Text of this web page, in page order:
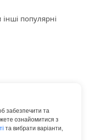
популярні
забезпечити та
ознайомитися з
та вибрати варіанти,